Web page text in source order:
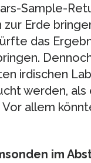
Sample-
zur Erde
das
irdischen
werden,
allem
im